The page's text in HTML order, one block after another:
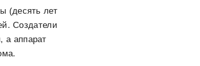
(десять лет
Создатели
а аппарат